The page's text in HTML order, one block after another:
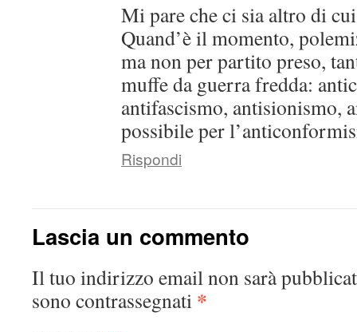
Mi pare che ci sia altro di
Quand’è il momento,
ma non per partito preso,
muffe da guerra fredda:
antifascismo,
possibile per
Rispondi
Lascia un commento
Il tuo indirizzo email non sarà
sono contrassegnati *